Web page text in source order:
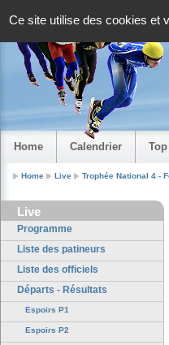
Ce site utilise des cookies et
Home Calendrier
Home Live Trophée National 4 -
Live
Programme
Liste des patineurs
Liste des officiels
Départs - Résultats
Espoirs P1
Espoirs P2